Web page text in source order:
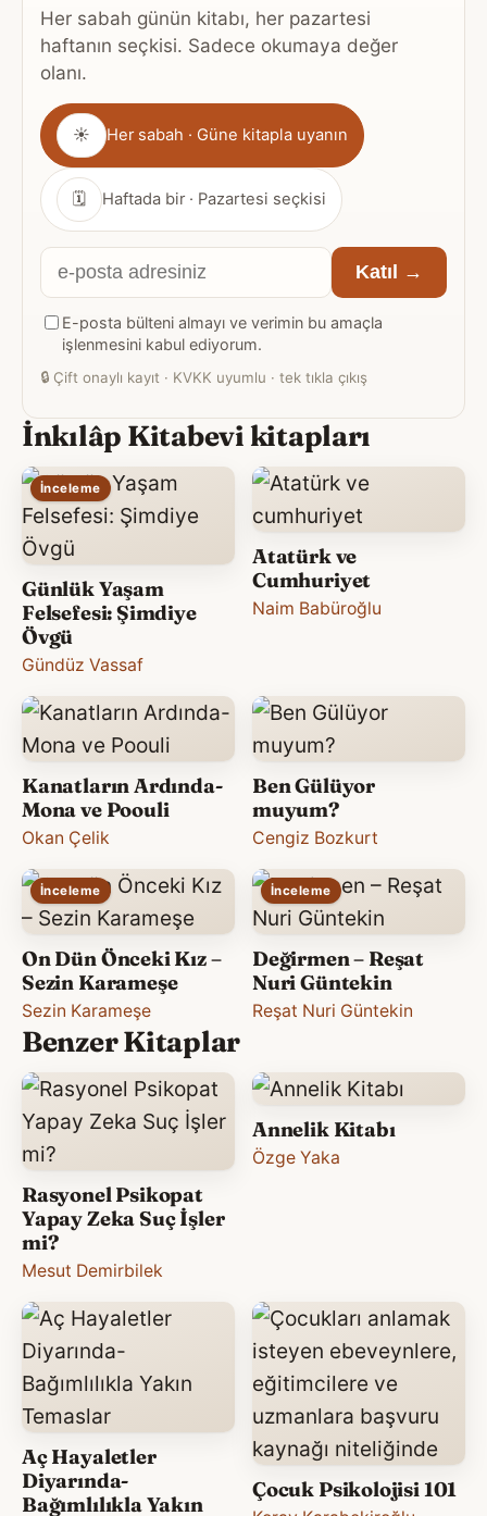
Her sabah günün kitabı, her pazartesi
haftanın seçkisi. Sadece okumaya değer
olanı.
Gönderim
sıklığı
☀ Her sabah · Güne kitapla uyanın
🗓 Haftada bir · Pazartesi seçkisi
E-
posta
adresiniz
Katıl →
E-posta bülteni almayı ve verimin bu amaçla
işlenmesini kabul ediyorum.
🔒 Çift onaylı kayıt · KVKK uyumlu · tek tıkla çıkış
İnkılâp Kitabevi kitapları
İnceleme
Günlük Yaşam
Felsefesi: Şimdiye
Övgü
Gündüz Vassaf
Atatürk ve
Cumhuriyet
Naim Babüroğlu
Kanatların Ardında-
Mona ve Poouli
Okan Çelik
Ben Gülüyor
muyum?
Cengiz Bozkurt
İnceleme
On Dün Önceki Kız –
Sezin Karameşe
Sezin Karameşe
İnceleme
Değirmen – Reşat
Nuri Güntekin
Reşat Nuri Güntekin
Benzer Kitaplar
Rasyonel Psikopat
Yapay Zeka Suç İşler
mi?
Mesut Demirbilek
Annelik Kitabı
Özge Yaka
Aç Hayaletler
Diyarında-
Bağımlılıkla Yakın
Çocuk Psikolojisi 101